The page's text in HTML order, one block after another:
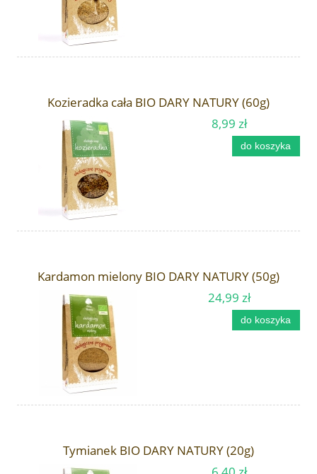
Kozieradka cała BIO DARY NATURY (60g)
8,99 zł
do koszyka
Kardamon mielony BIO DARY NATURY (50g)
24,99 zł
do koszyka
Tymianek BIO DARY NATURY (20g)